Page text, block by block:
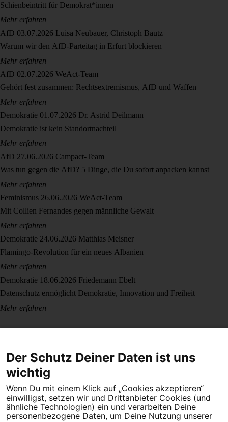
Schienbeintritt für Demokrat*innen
Mehr erfahren
AfD 03.07.2026 Luisa Neubauer, Christoph Bautz
Warum wir den AfD-Parteitag in Erfurt blockieren
Mehr erfahren
AfD 02.07.2026 WeAct-Team
Gehört fest zusammen: Rechtsextremismus, AfD und Waffen
Mehr erfahren
Demokratie 01.07.2026 Dr. Astrid Deilmann
Demokratie ist kein Standortnachteil
Mehr erfahren
AfD 27.06.2026 Campact-Team
Was tun gegen die AfD? 5 Dinge, die Du sofort anpacken kannst
Mehr erfahren
Feminismus 26.06.2026 WeAct-Team
Mit Collien Fernandes gegen männliche Gewalt
Mehr erfahren
Demokratie 24.06.2026 Matthias Meisner
Flamingo-Revolution für ein neues Albanien
Mehr erfahren
Demokratie 18.06.2026 Friedemann Ebelt
Datenschutz ermöglicht Demokratie, Innovation und Freiheit
Mehr erfahren
Dein Engagement macht den Unterschied. Schließe Dich 4,5
Millionen Menschen an.
Der Schutz Deiner Daten ist uns
wichtig
Wenn Du mit einem Klick auf „Cookies akzeptieren“
einwilligst, setzen wir und Drittanbieter Cookies (und
ähnliche Technologien) ein und verarbeiten Deine
personenbezogene Daten, um Deine Nutzung unserer